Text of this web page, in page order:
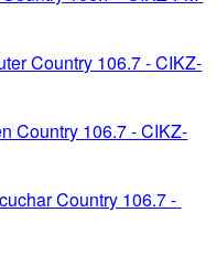
Country 106.7 - CIKZ-
Country 106.7 - CIKZ-
Country 106.7 -